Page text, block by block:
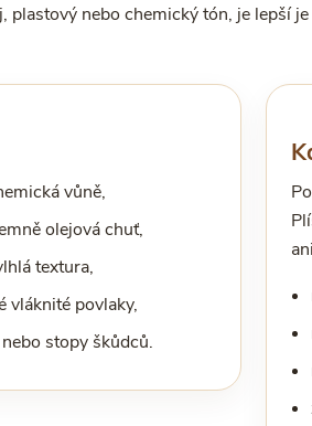
plastový nebo chemický tón, je lepší
vůně,
olejová chuť,
textura,
vláknité povlaky,
stopy škůdců.